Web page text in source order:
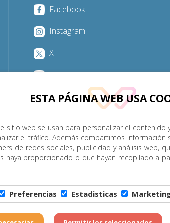
ESTA PÁGINA WEB USA
sitio web se usan para personalizar el contenido
el tráfico. Además compartimos
de redes sociales, publicidad y análisis web,
haya proporcionado o que hayan recopilado a
Preferencias Estadisticas
Facebook
Instagram
X
YouTube
P. Menor Cumplimiento Transparencia
- Diócesis de Canarias. Todos los derechos reservados